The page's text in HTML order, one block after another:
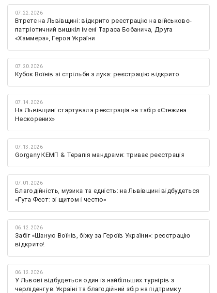
07.22.2026
Втретє на Львівщині: відкрито реєстрацію на військово-
патріотичний вишкіл імені Тараса Бобанича, Друга
«Хаммера», Героя України
07.20.2026
Кубок Воїнів зі стрільби з лука: реєстрацію відкрито
07.14.2026
На Львівщині стартувала реєстрація на табір «Стежина
Нескорених»
07.13.2026
Gorgany КЕМП & Терапія мандрами: триває реєстрація
07.01.2026
Благодійність, музика та єдність: на Львівщині відбудеться
«Гута Фест: зі щитом і честю»
06.12.2026
Забіг «Шаную Воїнів, біжу за Героїв України»: реєстрацію
відкрито!
06.12.2026
У Львові відбудеться один із найбільших турнірів з
черліденгу в Україні та благодійний збір на підтримку